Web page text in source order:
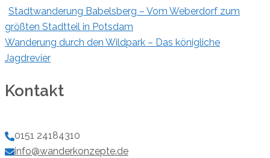
Stadtwanderung Babelsberg – Vom Weberdorf zum
größten Stadtteil in Potsdam
Wanderung durch den Wildpark – Das königliche
Jagdrevier
Kontakt
0151 24184310
info@wanderkonzepte.de